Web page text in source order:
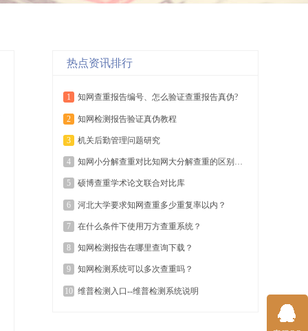
热点资讯排行
1 知网查重报告编号、怎么验证查重报告真伪?
2 知网检测报告验证真伪教程
3 机关后勤管理问题研究
4 知网小分解查重对比知网大分解查重的区别有哪些？
5 ​硕博查重学术论文联合对比库
6 河北大学要求知网查重多少重复率以内？
7 在什么条件下使用万方查重系统？
8 ​知网检测报告在哪里查询下载？
9 知网检测系统可以多次查重吗？
10 维普检测入口--维普检测系统说明